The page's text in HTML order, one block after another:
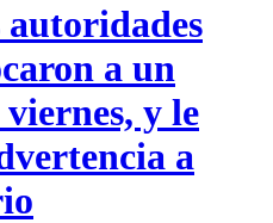
a un
y le
a